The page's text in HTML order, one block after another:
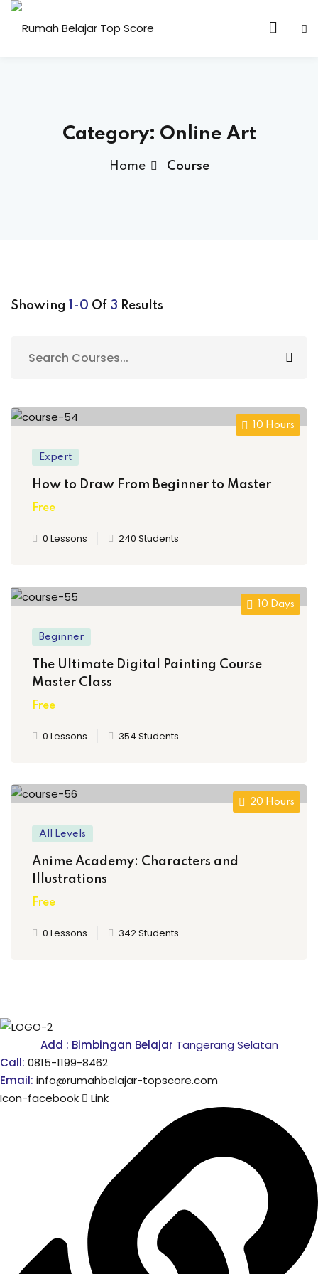
Skip
Elementary
)
motorik dan
Edukasi
Siswa
Top Score
Ujian
Bimbel yang Tepat
Begitu Sulit?
Universitas?
Category: Online Art
Home Course
Showing 1-0 Of 3 Results
10 Hours
Expert
How to Draw From Beginner to Master
Free
0 Lessons 240 Students
10 Days
Beginner
The Ultimate Digital Painting Course
Master Class
Free
0 Lessons 354 Students
20 Hours
All Levels
Anime Academy: Characters and
Illustrations
Free
0 Lessons 342 Students
Add : Bimbingan Belajar Tangerang Selatan
Call: 0815-1199-8462
Email: info@rumahbelajar-topscore.com
Icon-facebook
Link